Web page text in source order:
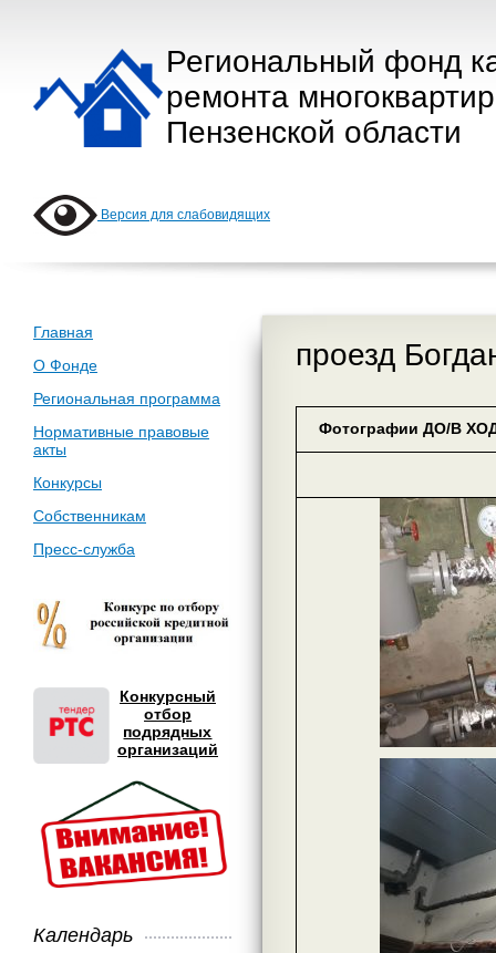
Региональный фонд
ремонта
Пензенской области
Версия для слабовидящих
Главная
О Фонде
Региональная программа
Нормативные правовые
акты
Конкурсы
Собственникам
Пресс-служба
Конкурсный
отбор
подрядных
организаций
Календарь
проезд
Фотографии ДО/В